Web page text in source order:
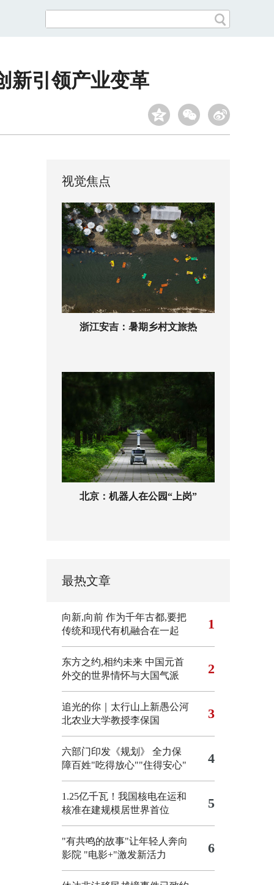
新引领产业变革
视觉焦点
浙江安吉：暑期乡村文旅热
北京：机器人在公园“上岗”
最热文章
向新,向前 作为千年古都,要把
传统和现代有机融合在一起
1
东方之约,相约未来 中国元首
外交的世界情怀与大国气派
2
追光的你｜太行山上新愚公河
北农业大学教授李保国
3
六部门印发《规划》 全力保
障百姓"吃得放心""住得安心"
4
1.25亿千瓦！我国核电在运和
核准在建规模居世界首位
5
"有共鸣的故事"让年轻人奔向
影院 "电影+"激发新活力 6